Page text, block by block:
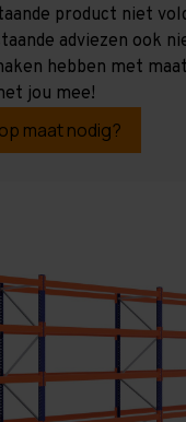
product niet
adviezen ook
hebben met
jou mee!
maat nodig?